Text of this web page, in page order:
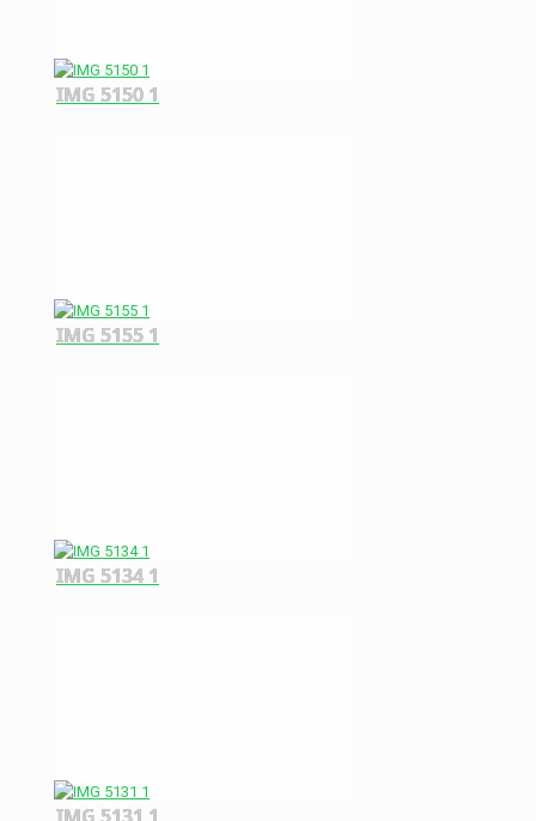
IMG 5150 1
IMG 5155 1
IMG 5134 1